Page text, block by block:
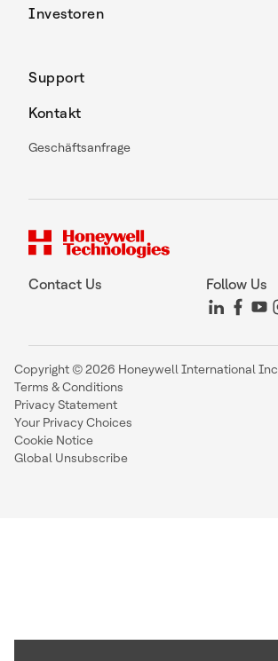
Investoren
Support
Kontakt
Geschäftsanfrage
Contact Us Follow Us
Copyright © 2026 Honeywell International Inc
Terms & Conditions
Privacy Statement
Your Privacy Choices
Cookie Notice
Global Unsubscribe